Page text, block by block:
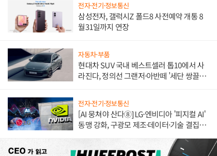
전자·전기·정보통신
삼성전자, 갤럭시Z 폴드8 사전예약 개통 8
월31일까지 연장
자동차·부품
현대차 SUV 국내 베스트셀러 톱10에서 사
라진다, 정의선 그랜저·아반떼 '세단 쌍끌
전자·전기·정보통신
[AI 뭉쳐야 산다⑧] LG·엔비디아 '피지컬 AI'
동맹 강화, 구광모 제조·데이터·기술 결집